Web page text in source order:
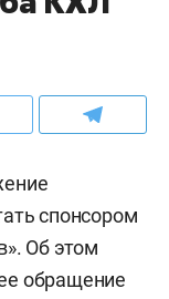
спонсором
Об этом
обращение